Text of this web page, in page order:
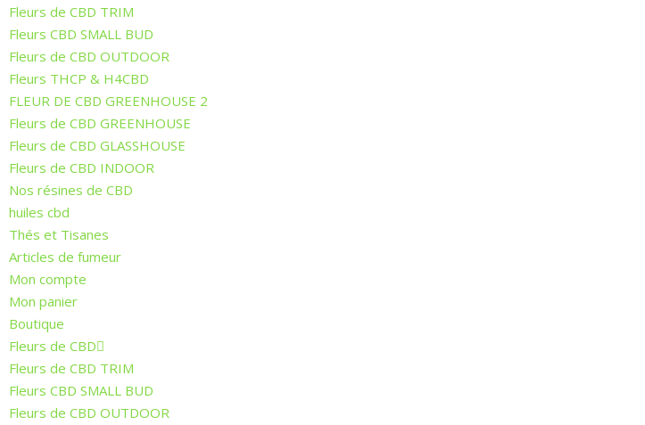
Fleurs de CBD TRIM
Fleurs CBD SMALL BUD
Fleurs de CBD OUTDOOR
Fleurs THCP & H4CBD
FLEUR DE CBD GREENHOUSE 2
Fleurs de CBD GREENHOUSE
Fleurs de CBD GLASSHOUSE
Fleurs de CBD INDOOR
Nos résines de CBD
huiles cbd
Thés et Tisanes
Articles de fumeur
Mon compte
Mon panier
Boutique
Fleurs de CBD
Fleurs de CBD TRIM
Fleurs CBD SMALL BUD
Fleurs de CBD OUTDOOR